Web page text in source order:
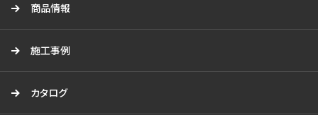
商品情報
施工事例
カタログ